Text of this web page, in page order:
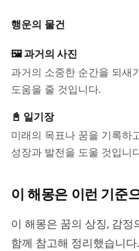
행운의 물건
🖼️과거의 사진
과거의 소중한 순간을 되새
도움을 줄 것입니다.
📓 일기장
미래의 목표나 꿈을 기록하
성장과 발전을 도울 것입니
이 해몽은 이런 기준
이 해몽은 꿈의 상징, 감
함께 참고해 정리했습니